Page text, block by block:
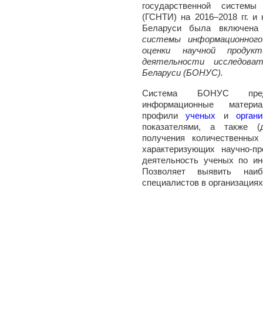
государственной
(ГСНТИ) на 2016–2018 гг. и
Беларуси была
системы
оценки научной
деятельности
Беларуси (БОНУС).
Система БОНУС
информационные
профилиученых и
показателями, а также
получения
характеризующих научно-
деятельность ученых по
Позволяет выявить
специалистов в